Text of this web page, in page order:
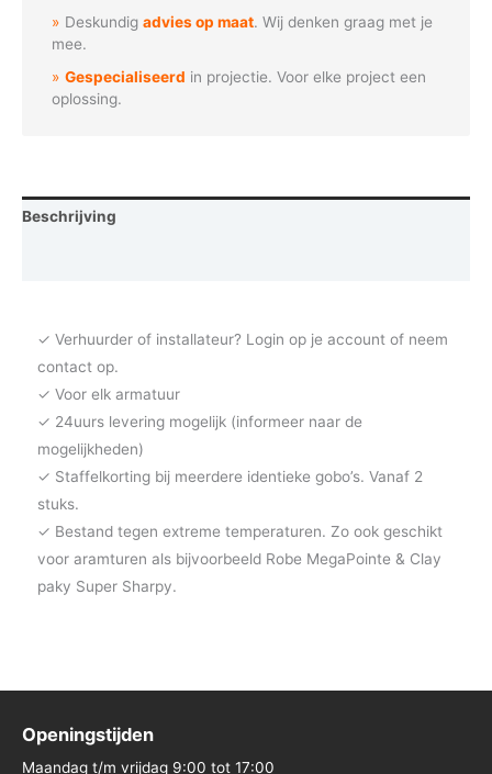
Deskundigadvies op maat. Wij denken graag met je
mee.
Gespecialiseerd in projectie. Voor elke project een
oplossing.
Beschrijving
✓ Verhuurder of installateur? Login op je account of neem
contact op.
✓ Voor elk armatuur
✓ 24uurs levering mogelijk (informeer naar de
mogelijkheden)
✓ Staffelkorting bij meerdere identieke gobo’s. Vanaf 2
stuks.
✓ Bestand tegen extreme temperaturen. Zo ook geschikt
voor aramturen als bijvoorbeeld Robe MegaPointe & Clay
paky Super Sharpy.
Openingstijden
Maandag t/m vrijdag 9:00 tot 17:00